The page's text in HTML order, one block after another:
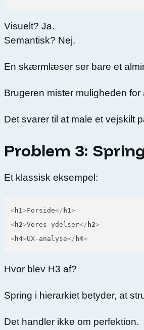
Visuelt? Ja.
Semantisk? Nej.
En skærmlæser ser bare et
Brugeren mister muligheden
Det svarer til at male et vejskilt
Problem 3:
Et klassisk eksempel:
< h1 >Forside</ h1 >
< h2>Vores ydelser</ h2>
< h4>UX-analyse</ h4>
Hvor blev H3 af?
Spring i hierarkiet betyder, at
Det handler ikke om perfektion.